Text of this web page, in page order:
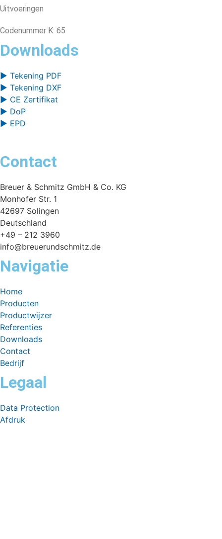
Uitvoeringen
Codenummer K: 65
Downloads
▶ Tekening PDF
▶ Tekening DXF
▶ CE Zertifikat
▶ DoP
▶ EPD
Contact
Breuer & Schmitz GmbH & Co. KG
Monhofer Str. 1
42697 Solingen
Deutschland
+49 – 212 3960
info@breuerundschmitz.de
Navigatie
Home
Producten
Productwijzer
Referenties
Downloads
Contact
Bedrijf
Legaal
Data Protection
Afdruk